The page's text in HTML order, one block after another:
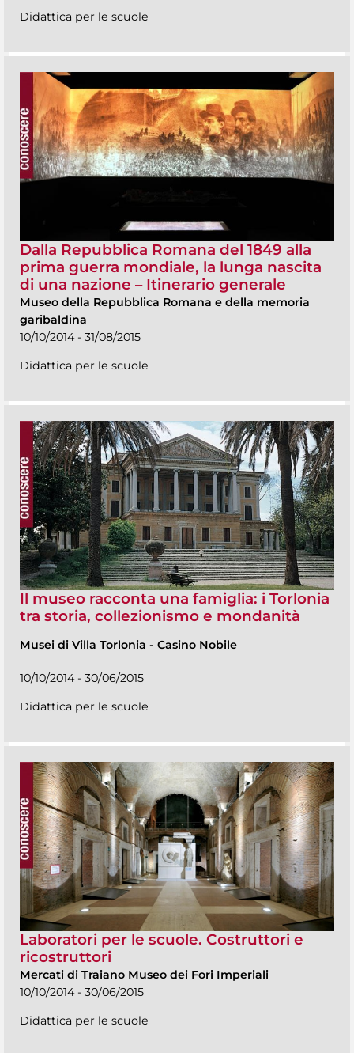
Didattica per le scuole
Dalla Repubblica Romana del 1849 alla
prima guerra mondiale, la lunga nascita
di una nazione – Itinerario generale
Museo della Repubblica Romana e della memoria
garibaldina
10/10/2014 - 31/08/2015
Didattica per le scuole
Il museo racconta una famiglia: i Torlonia
tra storia, collezionismo e mondanità
Musei di Villa Torlonia - Casino Nobile
10/10/2014 - 30/06/2015
Didattica per le scuole
Laboratori per le scuole. Costruttori e
ricostruttori
Mercati di Traiano Museo dei Fori Imperiali
10/10/2014 - 30/06/2015
Didattica per le scuole